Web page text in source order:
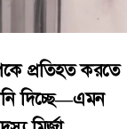
প্রতিহত করতে
দিচ্ছে—এমন